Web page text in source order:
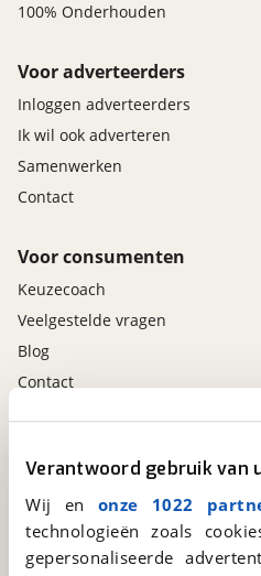
Verantwoord gebruik van
Wij en onze 1022
technologieën zoals
gepersonaliseerde
100% Onderhouden
Voor adverteerders
Inloggen adverteerders
Ik wil ook adverteren
Samenwerken
Contact
Voor consumenten
Keuzecoach
Veelgestelde vragen
Blog
Contact
Altijd het meest recente aanbod
Download 'm nu.